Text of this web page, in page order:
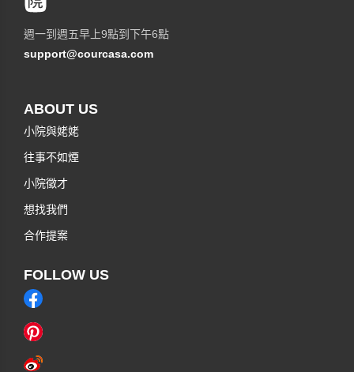
週一到週五早上9點到下午6點
support@courcasa.com
ABOUT US
小院與姥姥
往事不如煙
小院徵才
想找我們
合作提案
FOLLOW US